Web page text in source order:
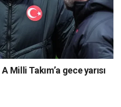
Milli Takım’a gece yarısı